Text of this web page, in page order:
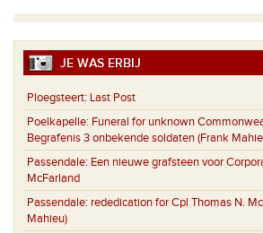
JE WAS ERBIJ
Ploegsteert: Last Post
Poelkapelle: Funeral for unknown
Begrafenis 3 onbekende soldaten (Frank
Passendale: Een nieuwe grafsteen voor
McFarland
Passendale: rededication for Cpl Thomas N.
Mahieu)